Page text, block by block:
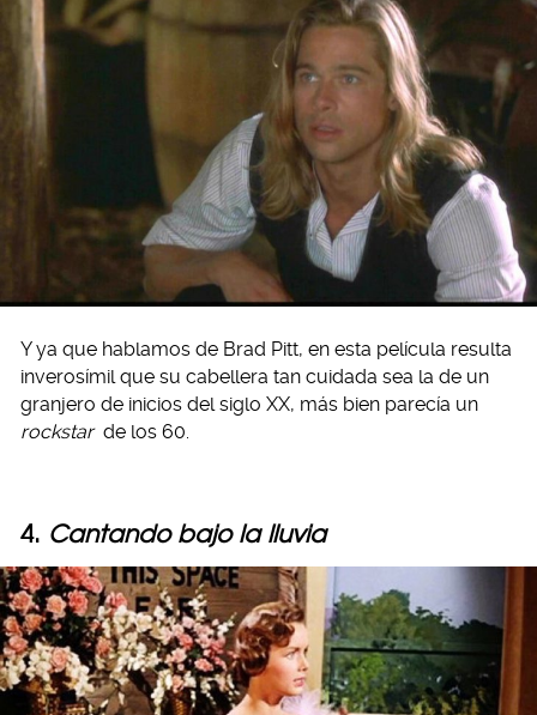
Y ya que hablamos de Brad Pitt, en esta película resulta
inverosímil que su cabellera tan cuidada sea la de un
granjero de inicios del siglo XX, más bien parecía un
rockstar de los 60.
4. Cantando bajo la lluvia